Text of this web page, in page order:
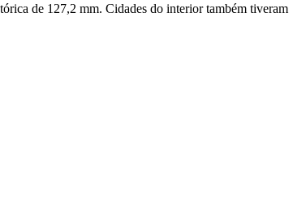
de 127,2 mm. Cidades do interior também tiveram